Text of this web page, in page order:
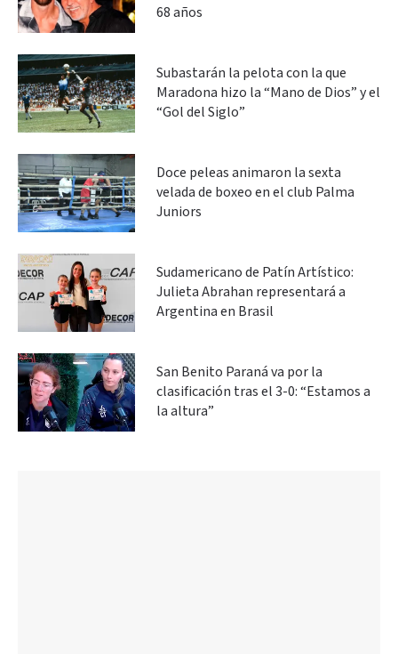
68 años
Subastarán la pelota con la que
Maradona hizo la “Mano de Dios” y el
“Gol del Siglo”
Doce peleas animaron la sexta
velada de boxeo en el club Palma
Juniors
Sudamericano de Patín Artístico:
Julieta Abrahan representará a
Argentina en Brasil
San Benito Paraná va por la
clasificación tras el 3-0: “Estamos a
la altura”